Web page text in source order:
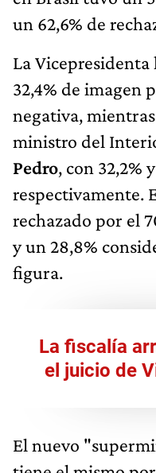
un 62,6% de
La Vicepresidenta
32,4% de imagen
negativa,
ministro del
Pedro, con 32,2%
respectivamente.
rechazado por el
y un 28,8%
figura.
La fiscalía
el juicio de
El nuevo